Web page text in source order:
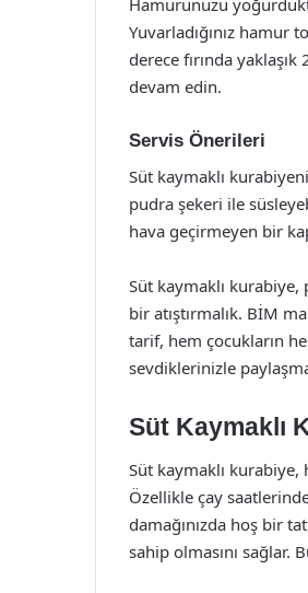
Hamurunuzu
Yuvarladığınız hamur
derece fırında
devam edin.
Servis Önerileri
Süt kaymaklı
pudra şekeri ile
hava geçirmeyen bir
Süt kaymaklı
bir atıştırmalık. BİM
tarif, hem çocukların
sevdiklerinizle
Süt Kaymaklı
Süt kaymaklı kurabiye,
Özellikle çay
damağınızda hoş bir
sahip olmasını sağlar.